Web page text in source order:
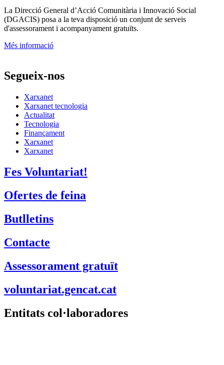
La Direcció General d’Acció Comunitària i Innovació Social
(DGACIS) posa a la teva disposició un conjunt de serveis
d'assessorament i acompanyament gratuïts.
Més informació
Segueix-nos
Xarxanet
Xarxanet tecnologia
Actualitat
Tecnologia
Finançament
Xarxanet
Xarxanet
Fes Voluntariat!
Ofertes de feina
Butlletins
Contacte
Assessorament gratuït
voluntariat.gencat.cat
Entitats col·laboradores